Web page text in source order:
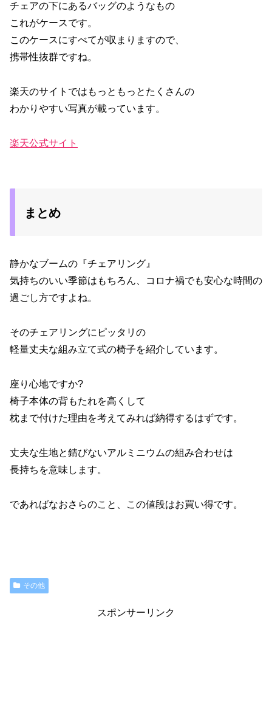
チェアの下にあるバッグのようなもの
これがケースです。
このケースにすべてが収まりますので、
携帯性抜群ですね。
楽天のサイトではもっともっとたくさんの
わかりやすい写真が載っています。
楽天公式サイト
まとめ
静かなブームの『チェアリング』
気持ちのいい季節はもちろん、コロナ禍でも安心な時間の
過ごし方ですよね。
そのチェアリングにピッタリの
軽量丈夫な組み立て式の椅子を紹介しています。
座り心地ですか?
椅子本体の背もたれを高くして
枕まで付けた理由を考えてみれば納得するはずです。
丈夫な生地と錆びないアルミニウムの組み合わせは
長持ちを意味します。
であればなおさらのこと、この値段はお買い得です。
その他
スポンサーリンク